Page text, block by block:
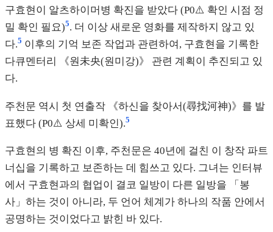
구효현이 알츠하이머병 확진을 받았다 (P0⚠️ 확인 시점 정
밀 확인 필요)5. 더 이상 새로운 영화를 제작하지 않고 있
다.5 이후의 기억 보존 작업과 관련하여, 구효현을 기록한
다큐멘터리 《원未央(원미강)》 관련 계획이 추진되고 있
다.
주천문 역시 첫 연출작 《하신을 찾아서(尋找河神)》를 발
표했다 (P0⚠️ 상세 미확인).5
구효현의 병 확진 이후, 주천문은 40년에 걸친 이 창작 파트
너십을 기록하고 보존하는 데 힘쓰고 있다. 그녀는 인터뷰
에서 구효현과의 협업이 결코 일방이 다른 일방을 「봉
사」하는 것이 아니라, 두 언어 체계가 하나의 작품 안에서
공명하는 것이었다고 밝힌 바 있다.